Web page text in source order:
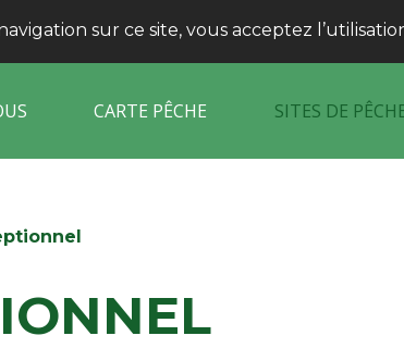
sur ce site, vous acceptez
CARTE PÊCHE SITES DE